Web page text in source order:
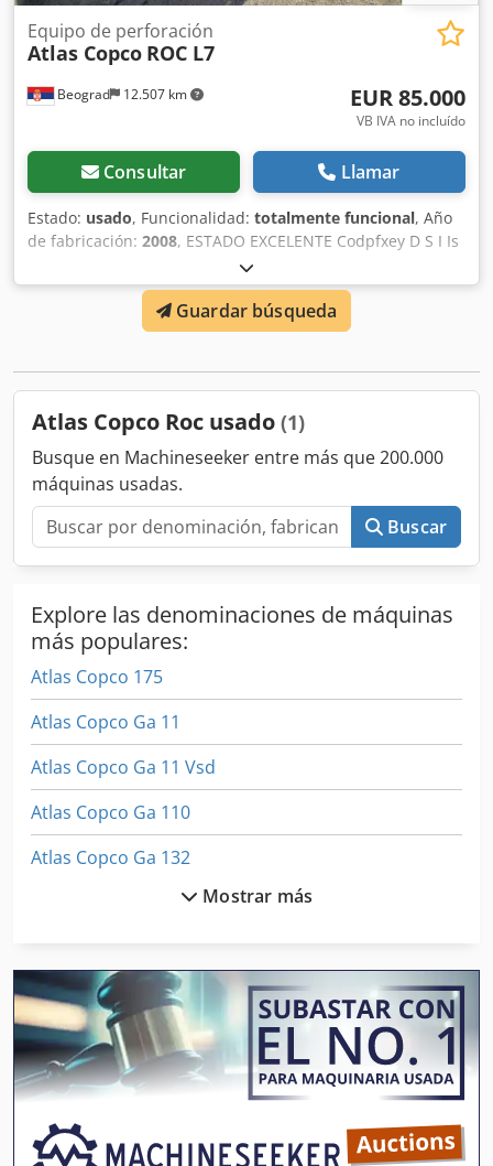
Beograd 12.507 km
Equipo de perforación
Atlas Copco ROC L7
EUR 85.000
VB IVA no incluído
Consultar Llamar
Estado: usado, Funcionalidad: totalmente funcional, Año
de fabricación: 2008, ESTADO EXCELENTE Codpfxey D S I Is
Guardar búsqueda
Atlas Copco Roc usado (1)
Busque en Machineseeker entre más que 200.000
máquinas usadas.
Buscar
Explore las denominaciones de máquinas
más populares:
Atlas Copco 175
Atlas Copco Ga 11
Atlas Copco Ga 11 Vsd
Atlas Copco Ga 110
Atlas Copco Ga 132
Atlas Copco Ga 160
Atlas Copco Ga 18
Atlas Copco Ga 18 Vsd
Atlas Copco Ga 22
Mostrar más